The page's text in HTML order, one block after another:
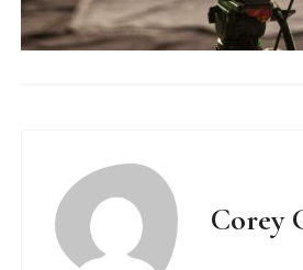
Corey